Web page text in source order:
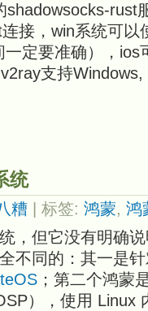
rust
接，win系统可以
定要准确），ios
支持
统
糟 | 标签: 鸿蒙, 鸿
，但它没有明确
不同的：其一是
；第二个鸿蒙
），使用 Linux